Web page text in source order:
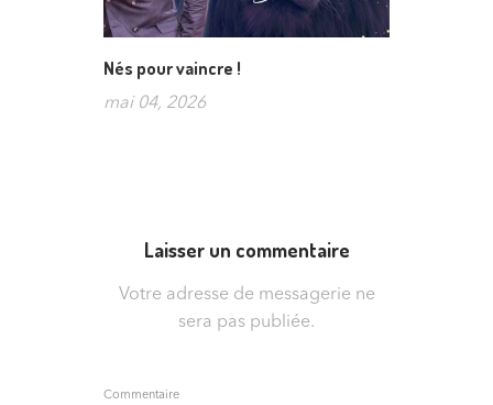
Nés pour vaincre !
mai 04, 2026
Laisser un commentaire
Votre adresse de messagerie ne
sera pas publiée.
Commentaire